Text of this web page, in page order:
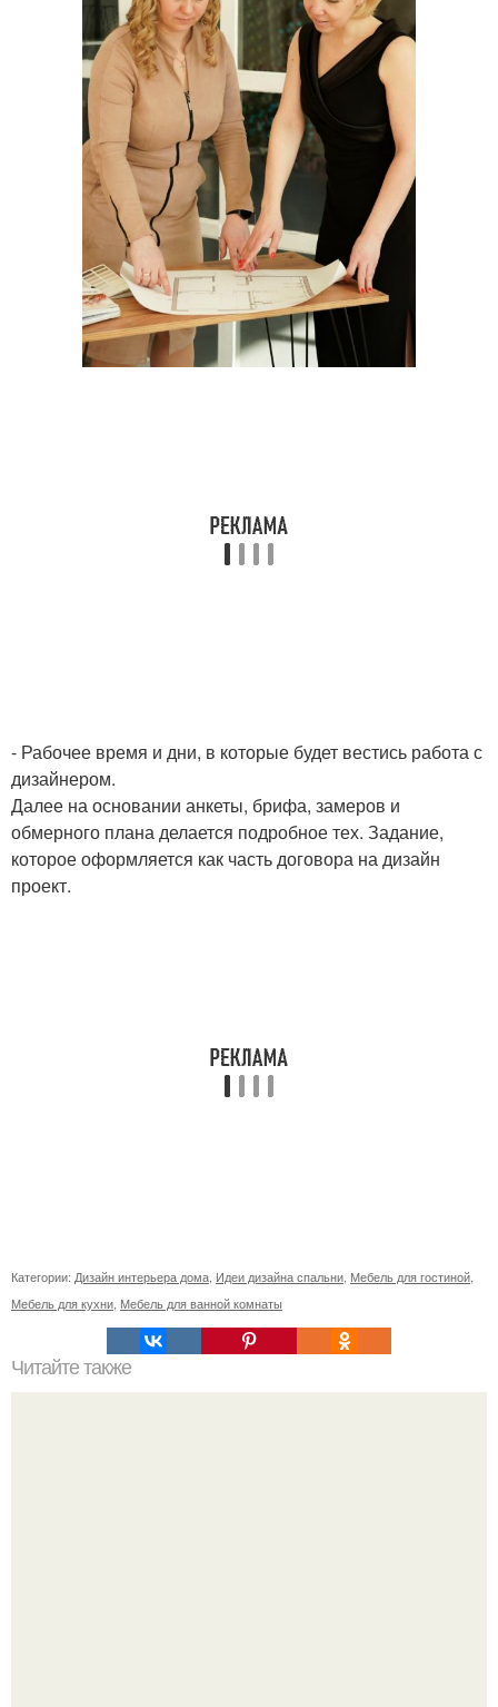
- Рабочее время и дни, в которые будет вестись работа с
дизайнером.
Далее на основании анкеты, брифа, замеров и
обмерного плана делается подробное тех. Задание,
которое оформляется как часть договора на дизайн
проект.
Категории: Дизайн интерьера дома Идеи дизайна спальни Мебель для гостиной
Мебель для кухни Мебель для ванной комнаты
Читайте также